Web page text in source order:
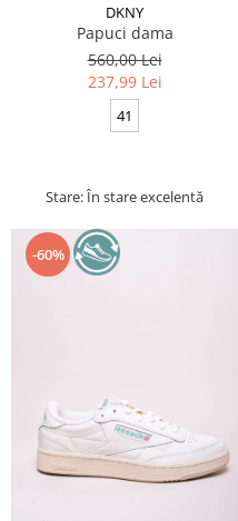
DKNY
Papuci dama
560,00 Lei
237,99 Lei
41
Stare: În stare excelentă
-60%